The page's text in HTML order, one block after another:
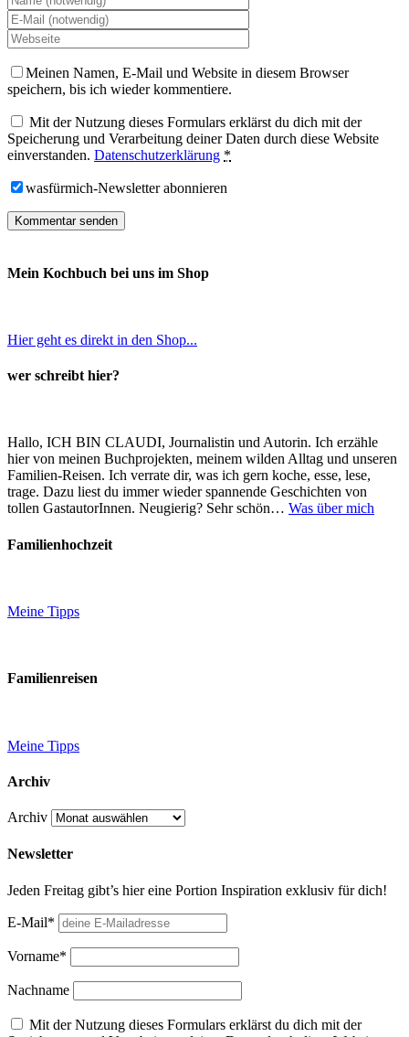
Meinen Namen, E-Mail und Website in diesem Browser
speichern, bis ich wieder kommentiere.
Mit der Nutzung dieses Formulars erklärst du dich mit der
Speicherung und Verarbeitung deiner Daten durch diese Website
einverstanden. Datenschutzerklärung *
wasfürmich-Newsletter abonnieren
Mein Kochbuch bei uns im Shop
Hier geht es direkt in den Shop...
wer schreibt hier?
Hallo, ICH BIN CLAUDI, Journalistin und Autorin. Ich erzähle
hier von meinen Buchprojekten, meinem wilden Alltag und unseren
Familien-Reisen. Ich verrate dir, was ich gern koche, esse, lese,
trage. Dazu liest du immer wieder spannende Geschichten von
tollen GastautorInnen. Neugierig? Sehr schön… Was über mich
Familienhochzeit
Meine Tipps
Familienreisen
Meine Tipps
Archiv
Archiv
Newsletter
Jeden Freitag gibt’s hier eine Portion Inspiration exklusiv für dich!
E-Mail*
Vorname*
Nachname
Mit der Nutzung dieses Formulars erklärst du dich mit der